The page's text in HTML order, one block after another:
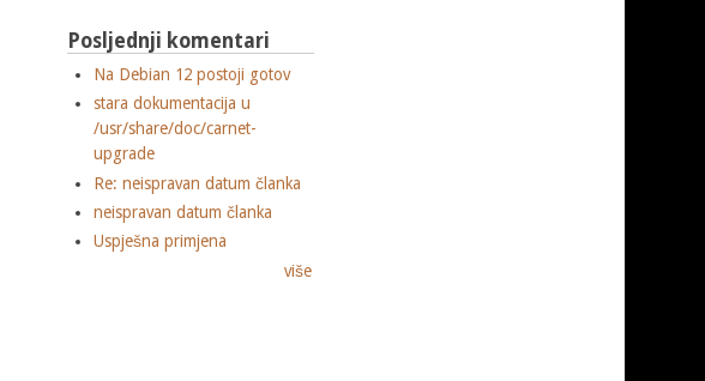
Posljednji komentari
Na Debian 12 postoji gotov
stara dokumentacija u
/usr/share/doc/carnet-
upgrade
Re: neispravan datum članka
neispravan datum članka
Uspješna primjena
više